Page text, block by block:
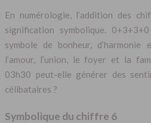
En numérologie, l’addition des
signification symbolique.
symbole de bonheur, d’harmonie
l’amour, l’union, le foyer et la
03h30 peut-elle générer des
célibataires ?
Symbolique du chiffre 6